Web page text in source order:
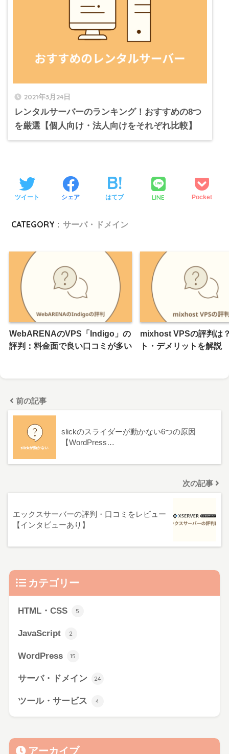
2021年3月24日
レンタルサーバーのランキング！おすすめの8つ
を厳選【個人向け・法人向けをそれぞれ比較】
ツイート シェア はてブ LINE Pocket
CATEGORY : サーバ・ドメイン
WebARENAのVPS「Indigo」の
評判：料金面で良い口コミが多い
mixhost VPSの評判は
ト・デメリットを解説
前の記事
slickのスライダーが動かない6つの原因
【WordPress…
次の記事
エックスサーバーの評判・口コミをレビュー
【インタビューあり】
カテゴリー
HTML・CSS 5
JavaScript 2
WordPress 15
サーバ・ドメイン 24
ツール・サービス 4
アーカイブ